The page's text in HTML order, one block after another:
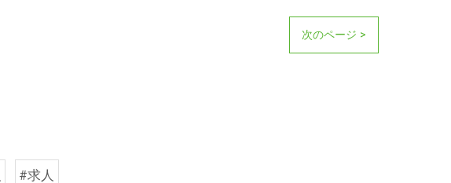
次のページ >
#求人